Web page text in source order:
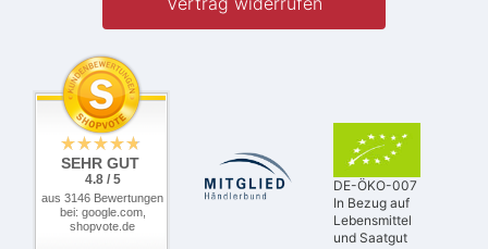
SEHR GUT
4.8 / 5
aus 3146 Bewertungen
bei: google.com,
shopvote.de
DE-ÖKO-007
In Bezug auf
Lebensmittel
und Saatgut